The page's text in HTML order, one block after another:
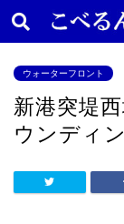
ウォーターフロント
新港突堤
ウンディ